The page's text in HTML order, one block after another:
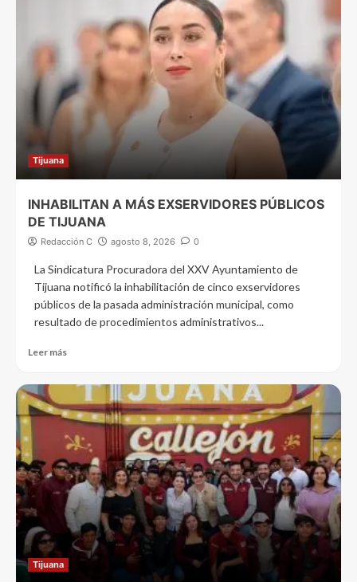
Tijuana
INHABILITAN A MÁS EXSERVIDORES PÚBLICOS
DE TIJUANA
Redacción C agosto 8, 2026 0
La Sindicatura Procuradora del XXV Ayuntamiento de
Tijuana notificó la inhabilitación de cinco exservidores
públicos de la pasada administración municipal, como
resultado de procedimientos administrativos...
Leer más
Tijuana